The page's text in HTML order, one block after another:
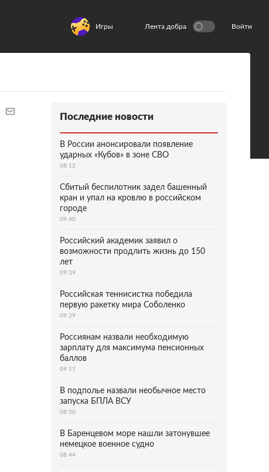
Игры Лента добра Войти
Последние новости
В России анонсировали появление
ударных «Кубов» в зоне СВО
08:12
Сбитый беспилотник задел башенный
кран и упал на кровлю в российском
городе
09:40
Российский академик заявил о
возможности продлить жизнь до 150
лет
09:39
Российская теннисистка победила
первую ракетку мира Соболенко
09:29
Россиянам назвали необходимую
зарплату для максимума пенсионных
баллов
09:17
В подполье назвали необычное место
запуска БПЛА ВСУ
08:50
В Баренцевом море нашли затонувшее
немецкое военное судно
08:44